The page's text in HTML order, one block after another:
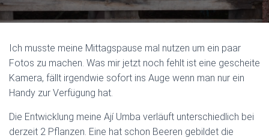
Ich musste meine Mittagspause mal nutzen um ein paar
Fotos zu machen. Was mir jetzt noch fehlt ist eine gescheite
Kamera, fällt irgendwie sofort ins Auge wenn man nur ein
Handy zur Verfügung hat.
Die Entwicklung meine Ají Umba verläuft unterschiedlich bei
derzeit 2 Pflanzen. Eine hat schon Beeren gebildet die